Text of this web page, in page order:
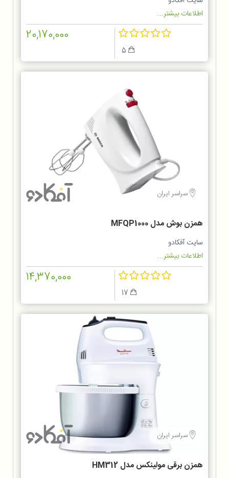
اطلاعات بیشتر...
20,170,000
سراسر ایران
همزن بوش مدل MFQP1000
سایت آفکادو
اطلاعات بیشتر...
14,370,000
سراسر ایران
همزن برقی مولینکس مدل HM312